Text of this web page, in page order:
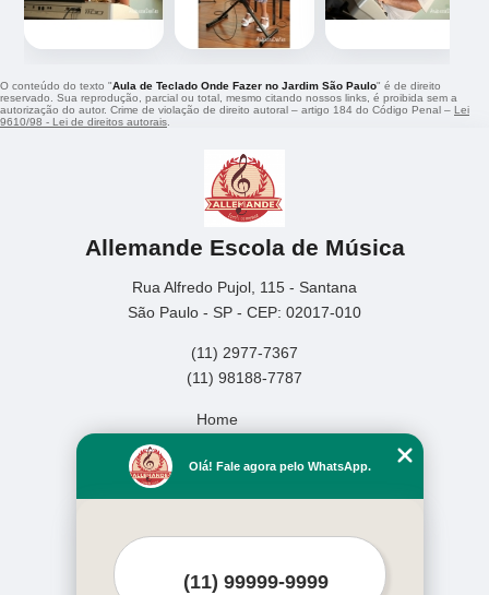
O conteúdo do texto "Aula de Teclado Onde Fazer no Jardim São Paulo" é de direito
reservado. Sua reprodução, parcial ou total, mesmo citando nossos links, é proibida sem a
autorização do autor. Crime de violação de direito autoral – artigo 184 do Código Penal – Lei
9610/98 - Lei de direitos autorais
Allemande Escola de Música
Rua Alfredo Pujol, 115 - Santana
São Paulo - SP - CEP: 02017-010
(11) 2977-7367
(11) 98188-7787
Home
Missão
Serviços
Mais Serviços
Olá! Fale agora pelo WhatsApp.